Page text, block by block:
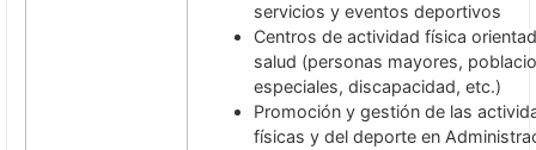
servicios y eventos deportivos
Centros de actividad física
salud (personas mayores,
especiales, discapacidad, etc.)
Promoción y gestión de las
físicas y del deporte en